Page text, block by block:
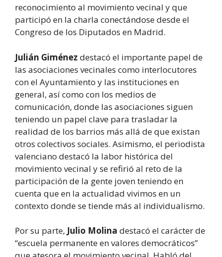
reconocimiento al movimiento vecinal y que
participó en la charla conectándose desde el
Congreso de los Diputados en Madrid.
Julián Giménez destacó el importante papel de
las asociaciones vecinales como interlocutores
con el Ayuntamiento y las instituciones en
general, así como con los medios de
comunicación, donde las asociaciones siguen
teniendo un papel clave para trasladar la
realidad de los barrios más allá de que existan
otros colectivos sociales. Asimismo, el periodista
valenciano destacó la labor histórica del
movimiento vecinal y se refirió al reto de la
participación de la gente joven teniendo en
cuenta que en la actualidad vivimos en un
contexto donde se tiende más al individualismo.
Por su parte, Julio Molina destacó el carácter de
“escuela permanente en valores democráticos”